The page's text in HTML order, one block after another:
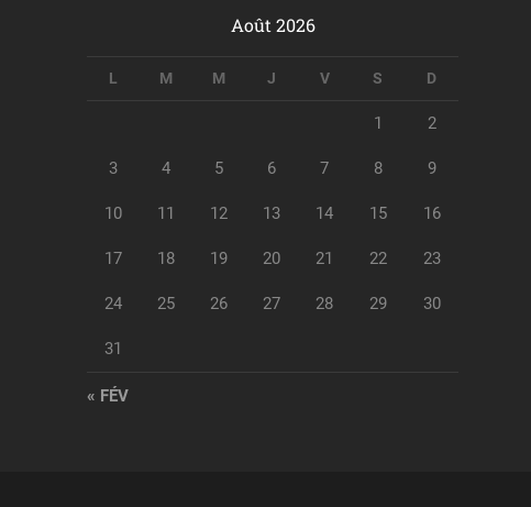
Août 2026
L M M J V S D
1 2
3 4 5 6 7 8 9
10 11 12 13 14 15 16
17 18 19 20 21 22 23
24 25 26 27 28 29 30
31
« FÉV